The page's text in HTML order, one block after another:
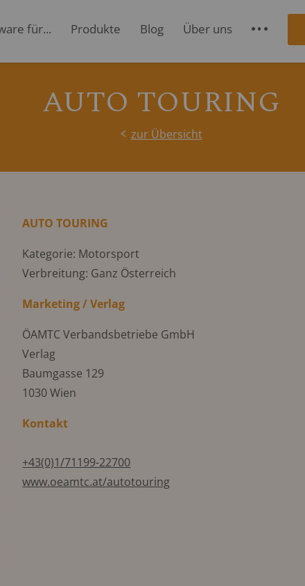
für... Produkte Blog Über uns S
AUTO TOURING
zur Übersicht
AUTO TOURING
Kategorie: Motorsport
Verbreitung: Ganz Österreich
Marketing / Verlag
ÖAMTC Verbandsbetriebe GmbH
Verlag
Baumgasse 129
1030 Wien
Kontakt
+43(0)1/71199-22700
www.oeamtc.at/autotouring